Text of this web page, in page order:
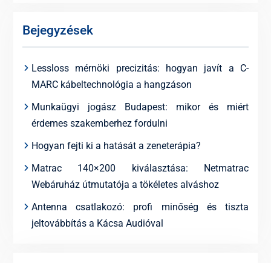
Bejegyzések
Lessloss mérnöki precizitás: hogyan javít a C-
MARC kábeltechnológia a hangzáson
Munkaügyi jogász Budapest: mikor és miért
érdemes szakemberhez fordulni
Hogyan fejti ki a hatását a zeneterápia?
Matrac 140×200 kiválasztása: Netmatrac
Webáruház útmutatója a tökéletes alváshoz
Antenna csatlakozó: profi minőség és tiszta
jeltovábbítás a Kácsa Audióval